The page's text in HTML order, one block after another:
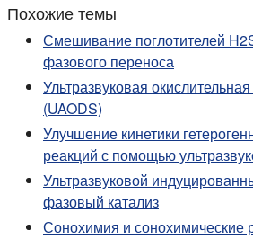
Похожие темы
Смешивание поглотителей
фазового переноса
Ультразвуковая
(UAODS)
Улучшение кинетики
реакций с помощью
Ультразвуковой
фазовый катализ
Сонохимия и сонохимические